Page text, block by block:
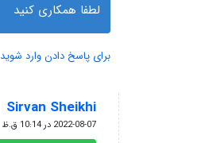
لطفا همکاری کنید
برای پاسخ دادن وارد شوید
Sirvan Sheikhi
گفته:
2022-08-07 در 10:14 ق.ظ